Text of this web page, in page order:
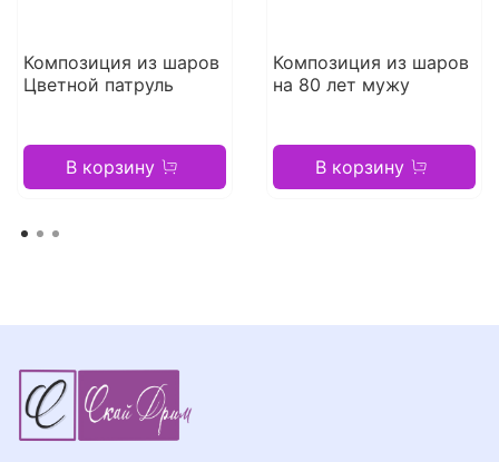
Композиция из шаров
Цветной патруль
В корзину
Композиция из шаров
на 80 лет мужу
В корзину